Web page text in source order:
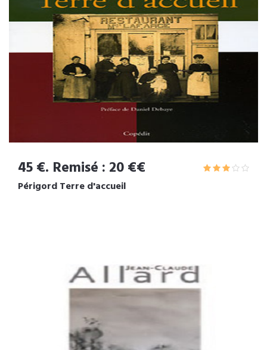
45 €. Remisé : 20 €€
Périgord Terre d'accueil